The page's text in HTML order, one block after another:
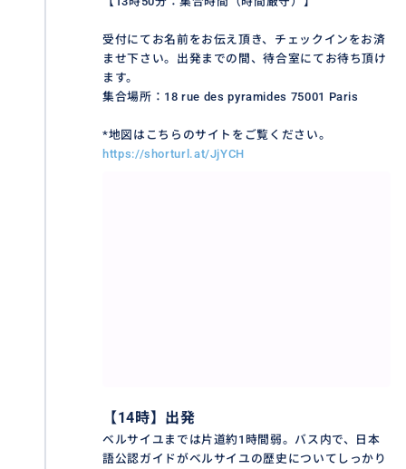
日本語ガイド同行：宮殿の見どころを効率よく巡る！
広大なベルサイユ宮殿の中でも、特に見逃せない以下
のスポットを、日本語ガイドが詳しく解説しながらご
★王室礼拝堂 – ゴシックとバロックが融合した壮麗な
受付にてお名前をお伝え頂き、チェックインをお済
ませ下さい。出発までの間、待合室にてお待ち頂け
ます。
集合場所：18 rue des pyramides 75001 Paris
*地図はこちらのサイトをご覧ください。
https://shorturl.at/JjYCH
【14時】出発
ベルサイユまでは片道約1時間弱。バス内で、日本
語公認ガイドがベルサイユの歴史についてしっかり